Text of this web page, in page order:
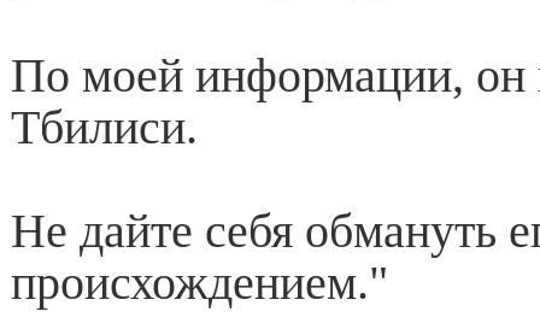
По моей информации, он
Тбилиси.
Не дайте себя обмануть
происхождением."